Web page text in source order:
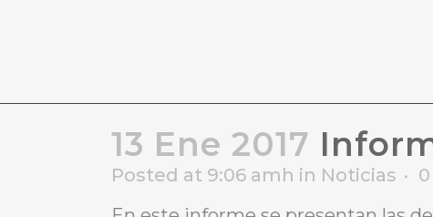
13 Ene 2017
Posted at 9:06 amh in Noticias 0